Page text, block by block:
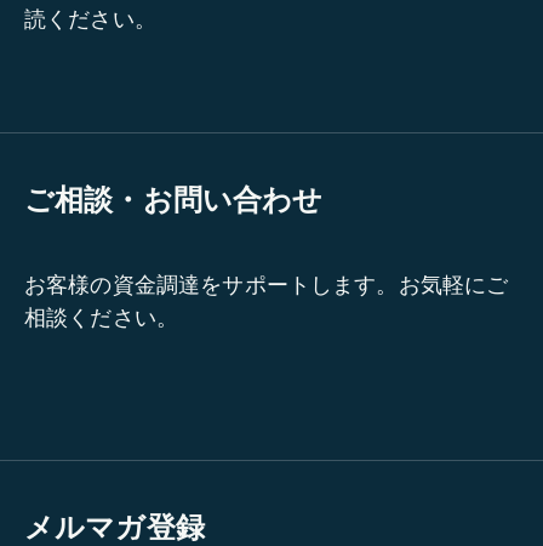
読ください。
ご相談・お問い合わせ
お客様の資金調達をサポートします。お気軽にご
相談ください。
メルマガ登録